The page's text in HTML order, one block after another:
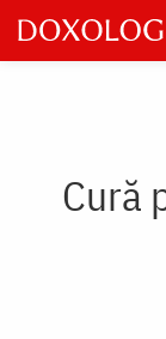
Skip
to
main
Cură